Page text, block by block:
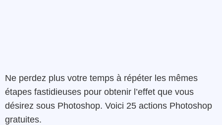
Ne perdez plus votre temps à répéter les mêmes
étapes fastidieuses pour obtenir l’effet que vous
désirez sous Photoshop. Voici 25 actions Photoshop
gratuites.